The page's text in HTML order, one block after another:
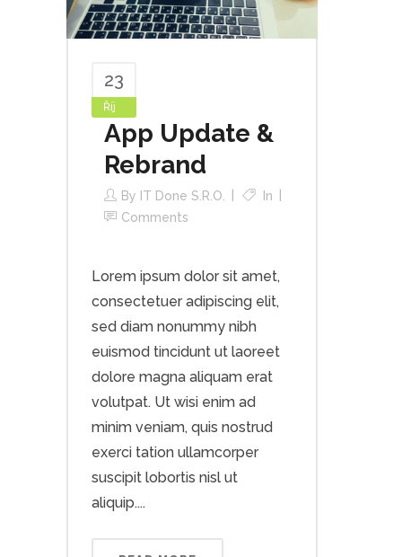
23
Říj
App Update &
Rebrand
By IT Done S.r.o.
In
Comments
Lorem ipsum dolor sit amet,
consectetuer adipiscing elit,
sed diam nonummy nibh
euismod tincidunt ut laoreet
dolore magna aliquam erat
volutpat. Ut wisi enim ad
minim veniam, quis nostrud
exerci tation ullamcorper
suscipit lobortis nisl ut
aliquip....